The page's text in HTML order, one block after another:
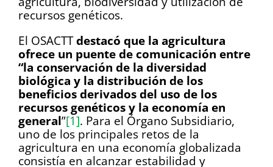
recursos genéticos.
El OSACTTdestacó que la agricultura
ofrece un puente de comunicación entre
“la conservación de la diversidad
biológica y la distribución de los
beneficios derivados del uso de los
recursos genéticos y la economía en
general”[1]. Para el Órgano Subsidiario,
uno de los principales retos de la
agricultura en una economía globalizada
consistía en alcanzar estabilidad y